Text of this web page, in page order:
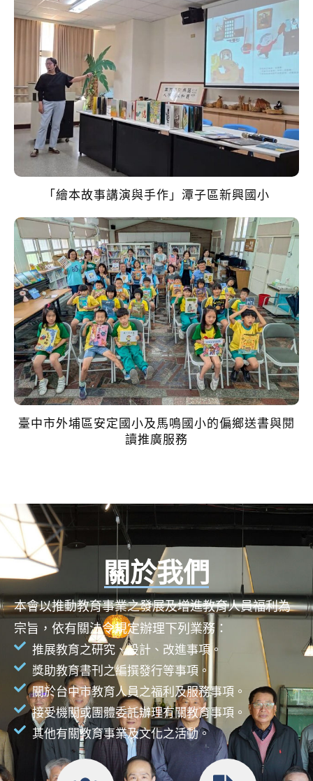
「繪本故事講演與手作」潭子區新興國小
臺中市外埔區安定國小及馬鳴國小的偏鄉送書與閱
讀推廣服務
關於我們
本會以推動教育事業之發展及增進教育人員福利為
宗旨，依有關法令規定辦理下列業務：
推展教育之研究、設計、改進事項。
獎助教育書刊之編撰發行等事項。
關於台中市教育人員之福利及服務事項。
接受機關或團體委託辦理有關教育事項。
其他有關教育事業及文化之活動。